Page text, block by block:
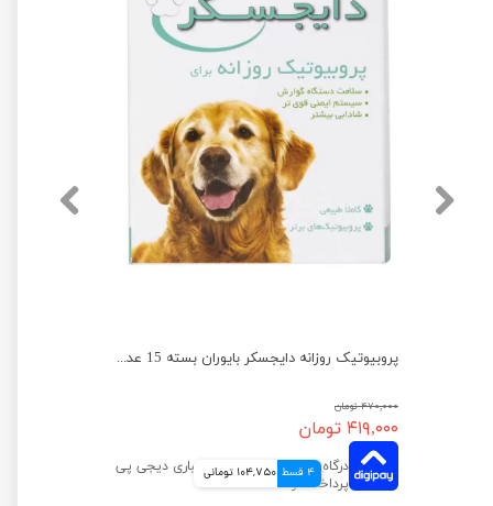
پروبیوتیک روزانه دایجسکر بایوران بسته 15 عددی
۴۷۰,۰۰۰ تومان
۴۱۹,۰۰۰ تومان
4 قسط 104,750 تومانی